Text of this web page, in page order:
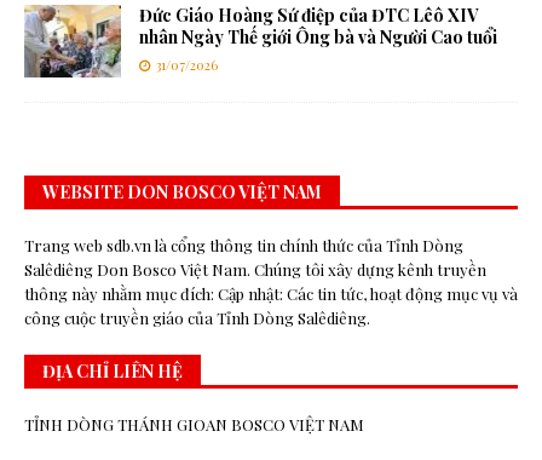
Đức Giáo Hoàng Sứ điệp của ĐTC Lêô XIV
nhân Ngày Thế giới Ông bà và Người Cao tuổi
31/07/2026
WEBSITE DON BOSCO VIỆT NAM
Trang web sdb.vn là cổng thông tin chính thức của Tỉnh Dòng
Salêdiêng Don Bosco Việt Nam. Chúng tôi xây dựng kênh truyền
thông này nhằm mục đích: Cập nhật: Các tin tức, hoạt động mục vụ và
công cuộc truyền giáo của Tỉnh Dòng Salêdiêng.
ĐỊA CHỈ LIÊN HỆ
TỈNH DÒNG THÁNH GIOAN BOSCO VIỆT NAM